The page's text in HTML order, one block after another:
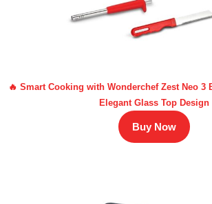
🔥 Smart Cooking with Wonderchef Zest Neo 3
Elegant Glass Top Design
Buy Now